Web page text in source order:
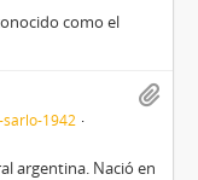
como el
1942
argentina. Nació en